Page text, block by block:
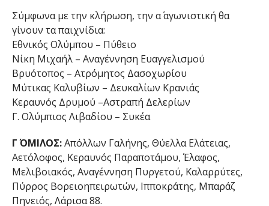
Σύμφωνα με την κλήρωση, την α΄ αγωνιστική θα
γίνουν τα παιχνίδια:
Εθνικός Ολύμπου – Πύθειο
Νίκη Μιχαήλ – Αναγέννηση Ευαγγελισμού
Βρυότοπος – Ατρόμητος Δασοχωρίου
Μύτικας Καλυβίων – Δευκαλίων Κρανιάς
Κεραυνός Δρυμού –Αστραπή Δελερίων
Γ. Ολύμπιος Λιβαδίου – Συκέα
Γ΄ ΟΜΙΛΟΣ:Απόλλων Γαλήνης, Θύελλα Ελάτειας,
Αετόλοφος, Κεραυνός Παραποτάμου, Έλαφος,
Μελιβοιακός, Αναγέννηση Πυργετού, Καλαρρύτες,
Πύρρος Βορειοηπειρωτών, Ιπποκράτης, Μπαράζ
Πηνειός, Λάρισα 88.